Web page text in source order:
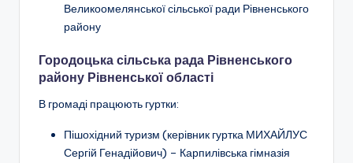
Великоомелянської сільської ради Рівненського
району
Городоцька сільська рада Рівненського
району Рівненської області
В громаді працюють гуртки:
Пішохідний туризм (керівник гуртка МИХАЙЛУС
Сергій Генадійович) – Карпилівська гімназія